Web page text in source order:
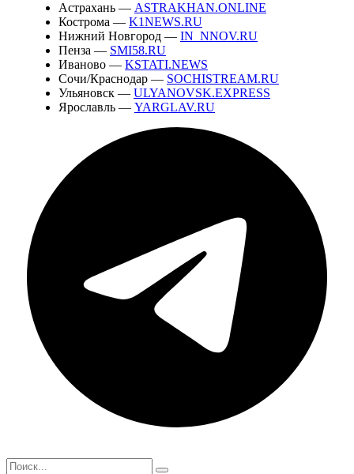
Астрахань — ASTRAKHAN.ONLINE
Кострома — K1NEWS.RU
Нижний Новгород — IN_NNOV.RU
Пенза — SMI58.RU
Иваново — KSTATI.NEWS
Сочи/Краснодар — SOCHISTREAM.RU
Ульяновск — ULYANOVSK.EXPRESS
Ярославль — YARGLAV.RU